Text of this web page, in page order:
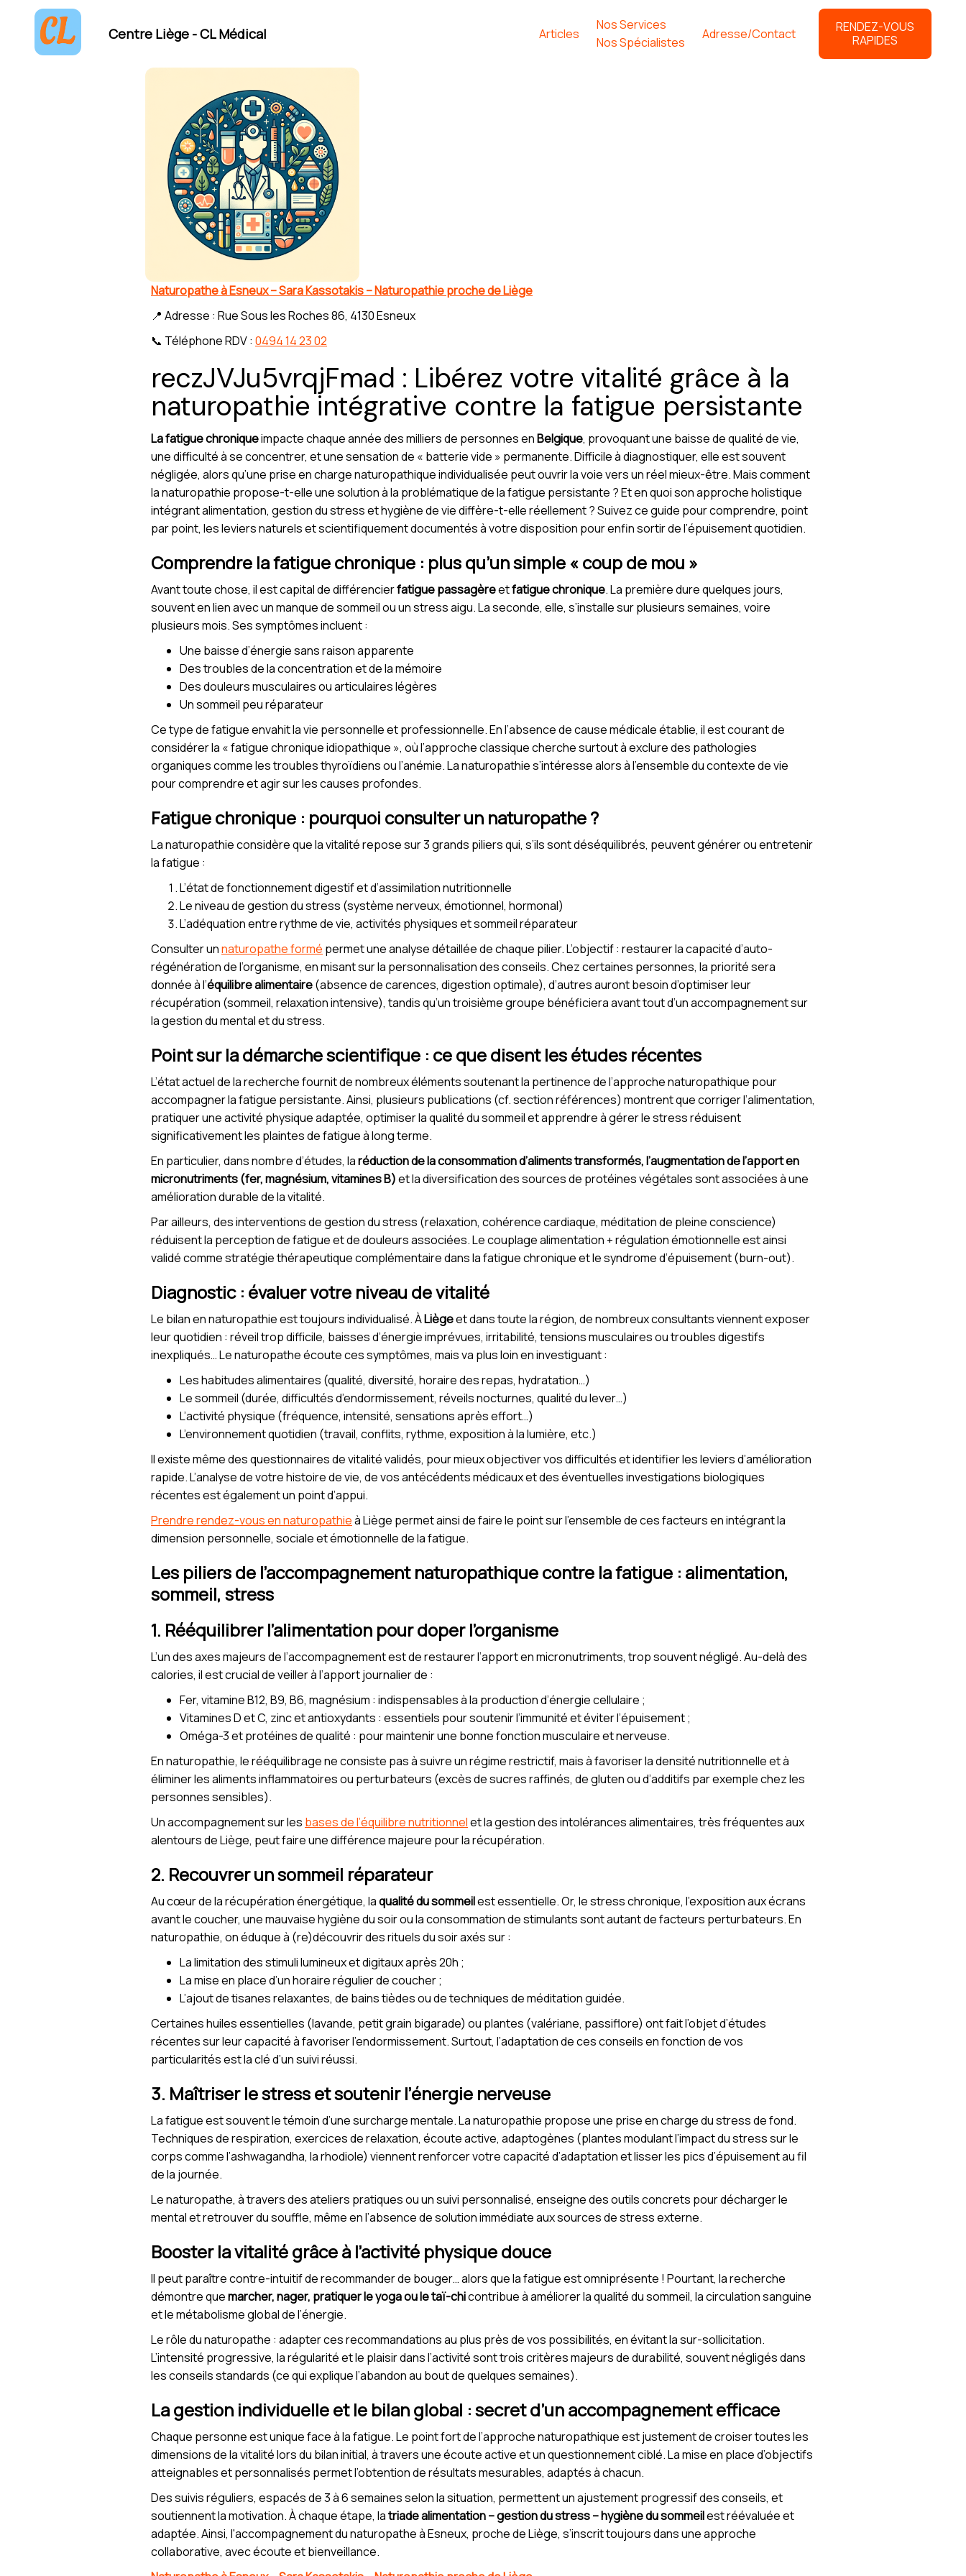
Centre Liège - CL Médical Articles
Nos Services
Nos Spécialistes
Adresse/Contact
RENDEZ-VOUS
RAPIDES
Naturopathe à Esneux – Sara Kassotakis – Naturopathie proche de Liège
📍 Adresse : Rue Sous les Roches 86, 4130 Esneux
📞 Téléphone RDV : 0494 14 23 02
reczJVJu5vrqjFmad : Libérez votre vitalité grâce à la
naturopathie intégrative contre la fatigue persistante
La fatigue chroniqueimpacte chaque année des milliers de personnes enBelgique, provoquant une baisse de qualité de vie,
une difficulté à se concentrer, et une sensation de « batterie vide » permanente. Difficile à diagnostiquer, elle est souvent
négligée, alors qu’une prise en charge naturopathique individualisée peut ouvrir la voie vers un réel mieux-être. Mais comment
la naturopathie propose-t-elle une solution à la problématique de la fatigue persistante ? Et en quoi son approche holistique
intégrant alimentation, gestion du stress et hygiène de vie diffère-t-elle réellement ? Suivez ce guide pour comprendre, point
par point, les leviers naturels et scientifiquement documentés à votre disposition pour enfin sortir de l’épuisement quotidien.
Comprendre la fatigue chronique : plus qu’un simple « coup de mou »
Avant toute chose, il est capital de différencierfatigue passagèreetfatigue chronique. La première dure quelques jours,
souvent en lien avec un manque de sommeil ou un stress aigu. La seconde, elle, s’installe sur plusieurs semaines, voire
plusieurs mois. Ses symptômes incluent :
Une baisse d’énergie sans raison apparente
Des troubles de la concentration et de la mémoire
Des douleurs musculaires ou articulaires légères
Un sommeil peu réparateur
Ce type de fatigue envahit la vie personnelle et professionnelle. En l’absence de cause médicale établie, il est courant de
considérer la « fatigue chronique idiopathique », où l’approche classique cherche surtout à exclure des pathologies
organiques comme les troubles thyroïdiens ou l’anémie. La naturopathie s’intéresse alors à l’ensemble du contexte de vie
pour comprendre et agir sur les causes profondes.
Fatigue chronique : pourquoi consulter un naturopathe ?
La naturopathie considère que la vitalité repose sur 3 grands piliers qui, s’ils sont déséquilibrés, peuvent générer ou entretenir
la fatigue :
L’état de fonctionnement digestif et d’assimilation nutritionnelle
Le niveau de gestion du stress (système nerveux, émotionnel, hormonal)
L’adéquation entre rythme de vie, activités physiques et sommeil réparateur
Consulter unnaturopathe formé permet une analyse détaillée de chaque pilier. L’objectif : restaurer la capacité d’auto-
régénération de l’organisme, en misant sur la personnalisation des conseils. Chez certaines personnes, la priorité sera
donnée à l’équilibre alimentaire(absence de carences, digestion optimale), d’autres auront besoin d’optimiser leur
récupération (sommeil, relaxation intensive), tandis qu’un troisième groupe bénéficiera avant tout d’un accompagnement sur
la gestion du mental et du stress.
Point sur la démarche scientifique : ce que disent les études récentes
L’état actuel de la recherche fournit de nombreux éléments soutenant la pertinence de l’approche naturopathique pour
accompagner la fatigue persistante. Ainsi, plusieurs publications (cf. section références) montrent que corriger l’alimentation,
pratiquer une activité physique adaptée, optimiser la qualité du sommeil et apprendre à gérer le stress réduisent
significativement les plaintes de fatigue à long terme.
En particulier, dans nombre d’études, laréduction de la consommation d’aliments transformés, l’augmentation de l’apport en
micronutriments (fer, magnésium, vitamines B)et la diversification des sources de protéines végétales sont associées à une
amélioration durable de la vitalité.
Par ailleurs, des interventions de gestion du stress (relaxation, cohérence cardiaque, méditation de pleine conscience)
réduisent la perception de fatigue et de douleurs associées. Le couplage alimentation + régulation émotionnelle est ainsi
validé comme stratégie thérapeutique complémentaire dans la fatigue chronique et le syndrome d’épuisement (burn-out).
Diagnostic : évaluer votre niveau de vitalité
Le bilan en naturopathie est toujours individualisé. ÀLiègeet dans toute la région, de nombreux consultants viennent exposer
leur quotidien : réveil trop difficile, baisses d’énergie imprévues, irritabilité, tensions musculaires ou troubles digestifs
inexpliqués… Le naturopathe écoute ces symptômes, mais va plus loin en investiguant :
Les habitudes alimentaires (qualité, diversité, horaire des repas, hydratation…)
Le sommeil (durée, difficultés d’endormissement, réveils nocturnes, qualité du lever…)
L’activité physique (fréquence, intensité, sensations après effort…)
L’environnement quotidien (travail, conflits, rythme, exposition à la lumière, etc.)
Il existe même des questionnaires de vitalité validés, pour mieux objectiver vos difficultés et identifier les leviers d’amélioration
rapide. L’analyse de votre histoire de vie, de vos antécédents médicaux et des éventuelles investigations biologiques
récentes est également un point d’appui.
Prendre rendez-vous en naturopathieà Liège permet ainsi de faire le point sur l’ensemble de ces facteurs en intégrant la
dimension personnelle, sociale et émotionnelle de la fatigue.
Les piliers de l’accompagnement naturopathique contre la fatigue : alimentation,
sommeil, stress
1. Rééquilibrer l’alimentation pour doper l’organisme
L’un des axes majeurs de l’accompagnement est de restaurer l’apport en micronutriments, trop souvent négligé. Au-delà des
calories, il est crucial de veiller à l’apport journalier de :
Fer, vitamine B12, B9, B6, magnésium : indispensables à la production d’énergie cellulaire ;
Vitamines D et C, zinc et antioxydants : essentiels pour soutenir l’immunité et éviter l’épuisement ;
Oméga-3 et protéines de qualité : pour maintenir une bonne fonction musculaire et nerveuse.
En naturopathie, le rééquilibrage ne consiste pas à suivre un régime restrictif, mais à favoriser la densité nutritionnelle et à
éliminer les aliments inflammatoires ou perturbateurs (excès de sucres raffinés, de gluten ou d’additifs par exemple chez les
personnes sensibles).
Un accompagnement sur les bases de l’équilibre nutritionnelet la gestion des intolérances alimentaires, très fréquentes aux
alentours de Liège, peut faire une différence majeure pour la récupération.
2. Recouvrer un sommeil réparateur
Au cœur de la récupération énergétique, laqualité du sommeilest essentielle. Or, le stress chronique, l’exposition aux écrans
avant le coucher, une mauvaise hygiène du soir ou la consommation de stimulants sont autant de facteurs perturbateurs. En
naturopathie, on éduque à (re)découvrir des rituels du soir axés sur :
La limitation des stimuli lumineux et digitaux après 20h ;
La mise en place d’un horaire régulier de coucher ;
L’ajout de tisanes relaxantes, de bains tièdes ou de techniques de méditation guidée.
Certaines huiles essentielles (lavande, petit grain bigarade) ou plantes (valériane, passiflore) ont fait l’objet d’études
récentes sur leur capacité à favoriser l’endormissement. Surtout, l’adaptation de ces conseils en fonction de vos
particularités est la clé d’un suivi réussi.
3. Maîtriser le stress et soutenir l’énergie nerveuse
La fatigue est souvent le témoin d’une surcharge mentale. La naturopathie propose une prise en charge du stress de fond.
Techniques de respiration, exercices de relaxation, écoute active, adaptogènes (plantes modulant l’impact du stress sur le
corps comme l’ashwagandha, la rhodiole) viennent renforcer votre capacité d’adaptation et lisser les pics d’épuisement au fil
de la journée.
Le naturopathe, à travers des ateliers pratiques ou un suivi personnalisé, enseigne des outils concrets pour décharger le
mental et retrouver du souffle, même en l’absence de solution immédiate aux sources de stress externe.
Booster la vitalité grâce à l’activité physique douce
Il peut paraître contre-intuitif de recommander de bouger… alors que la fatigue est omniprésente ! Pourtant, la recherche
démontre quemarcher, nager, pratiquer le yoga ou le taï-chicontribue à améliorer la qualité du sommeil, la circulation sanguine
et le métabolisme global de l’énergie.
Le rôle du naturopathe : adapter ces recommandations au plus près de vos possibilités, en évitant la sur-sollicitation.
L’intensité progressive, la régularité et le plaisir dans l’activité sont trois critères majeurs de durabilité, souvent négligés dans
les conseils standards (ce qui explique l’abandon au bout de quelques semaines).
La gestion individuelle et le bilan global : secret d’un accompagnement efficace
Chaque personne est unique face à la fatigue. Le point fort de l’approche naturopathique est justement de croiser toutes les
dimensions de la vitalité lors du bilan initial, à travers une écoute active et un questionnement ciblé. La mise en place d’objectifs
atteignables et personnalisés permet l’obtention de résultats mesurables, adaptés à chacun.
Des suivis réguliers, espacés de 3 à 6 semaines selon la situation, permettent un ajustement progressif des conseils, et
soutiennent la motivation. À chaque étape, latriade alimentation – gestion du stress – hygiène du sommeilest réévaluée et
adaptée. Ainsi, l'accompagnement du naturopathe à Esneux, proche de Liège, s’inscrit toujours dans une approche
collaborative, avec écoute et bienveillance.